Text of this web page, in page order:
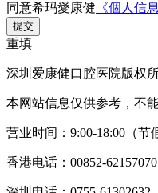
同意希玛愛康健 《個人信
提交
重填
深圳爱康健口腔医院版权
本网站信息仅供参考，不
营业时间：9:00-18:00（节
香港电话：00852-62157070